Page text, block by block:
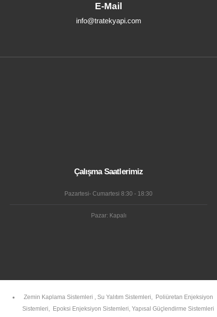
E-Mail
info@tratekyapi.com
Çalışma Saatlerimiz
Pazartesi- Cumartesi 8:30 - 18:30
Pazar: Kapalı
Zemin Kaplama Sistemleri Su Yalıtım Sistemleri
Poliüretan Enjeksiyon
Sistemleri
Epoksi Enjeksiyon Sistemleri Yapısal Güçlendirme Sistemleri